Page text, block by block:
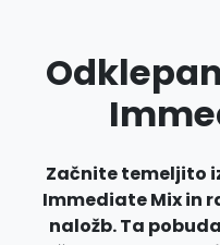
Začnite temeljito
Immediate Mix in
naložb. Ta